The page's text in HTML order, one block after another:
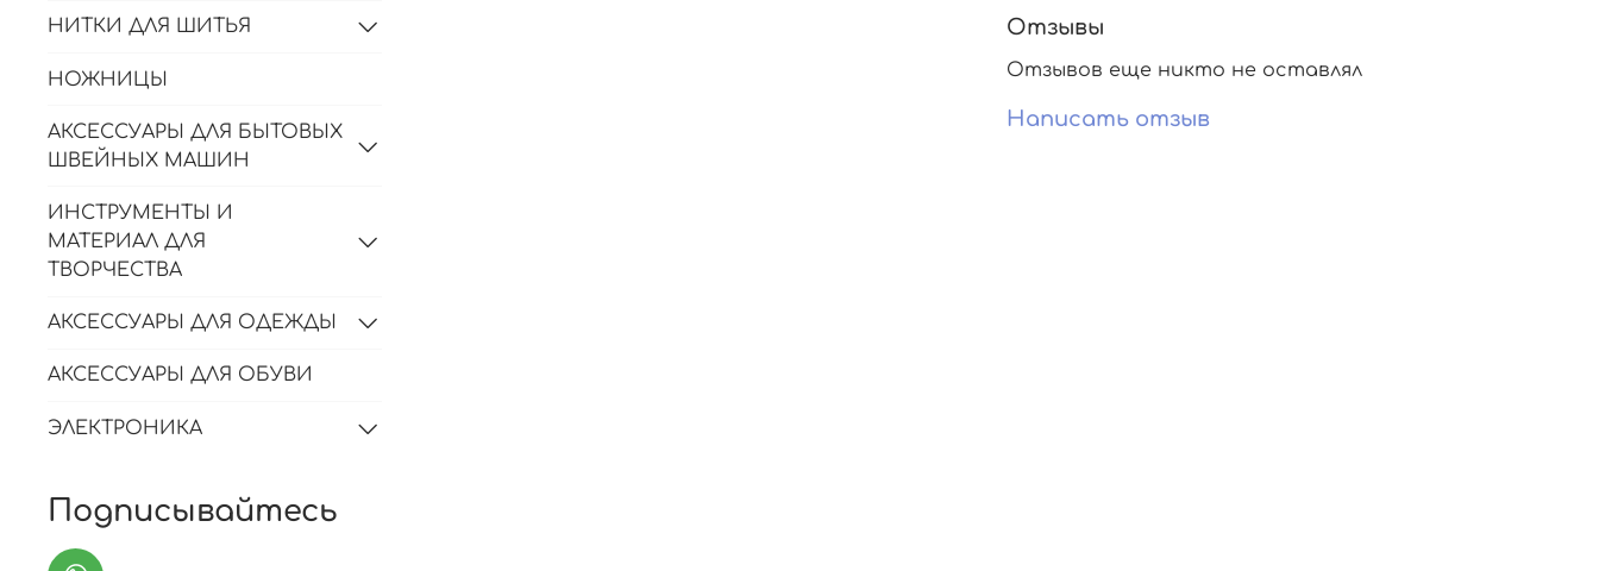
Отзывы
Отзывов еще никто не оставлял
Написать отзыв
НИТКИ ДЛЯ ШИТЬЯ
НОЖНИЦЫ
АКСЕССУАРЫ ДЛЯ БЫТОВЫХ
ШВЕЙНЫХ МАШИН
ИНСТРУМЕНТЫ И
МАТЕРИАЛ ДЛЯ
ТВОРЧЕСТВА
АКСЕССУАРЫ ДЛЯ ОДЕЖДЫ
АКСЕССУАРЫ ДЛЯ ОБУВИ
ЭЛЕКТРОНИКА
Подписывайтесь